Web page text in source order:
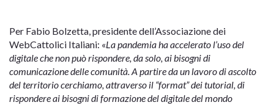
Per Fabio Bolzetta, presidente dell’Associazione dei
WebCattolici Italiani: «La pandemia ha accelerato l’uso del
digitale che non può rispondere, da solo, ai bisogni di
comunicazione delle comunità. A partire da un lavoro di ascolto
del territorio cerchiamo, attraverso il “format” dei tutorial, di
rispondere ai bisogni di formazione del digitale del mondo